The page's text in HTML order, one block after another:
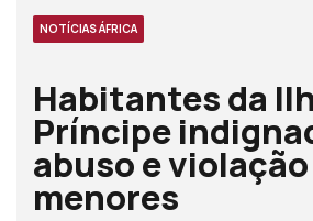
NOTÍCIAS ÁFRICA
Habitantes da
Príncipe
abuso e
menores